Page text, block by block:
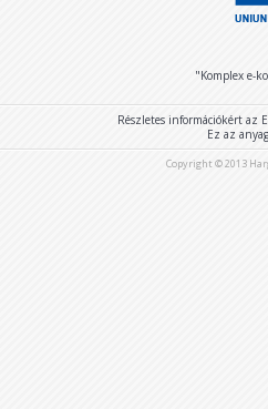
"Komplex e-
Részletes információkért az
Ez az
Copyright © 2013